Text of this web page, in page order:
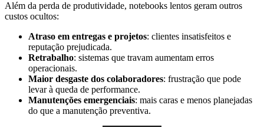
Além da perda de produtividade, notebooks lentos geram outros
custos ocultos:
Atraso em entregas e projetos: clientes insatisfeitos e
reputação prejudicada.
Retrabalho: sistemas que travam aumentam erros
operacionais.
Maior desgaste dos colaboradores: frustração que pode
levar à queda de performance.
Manutenções emergenciais: mais caras e menos planejadas
do que a manutenção preventiva.